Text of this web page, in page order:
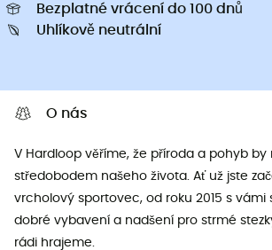
Bezplatné vrácení do 100 dnů
Uhlíkově neutrální
O nás
V Hardloop věříme, že příroda a pohyb by
středobodem našeho života. Ať už jste
vrcholový sportovec, od roku 2015 s vámi
dobré vybavení a nadšení pro strmé
rádi hrajeme.